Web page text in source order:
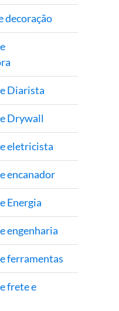
decoração
Diarista
Drywall
eletricista
encanador
Energia
engenharia
ferramentas
frete e